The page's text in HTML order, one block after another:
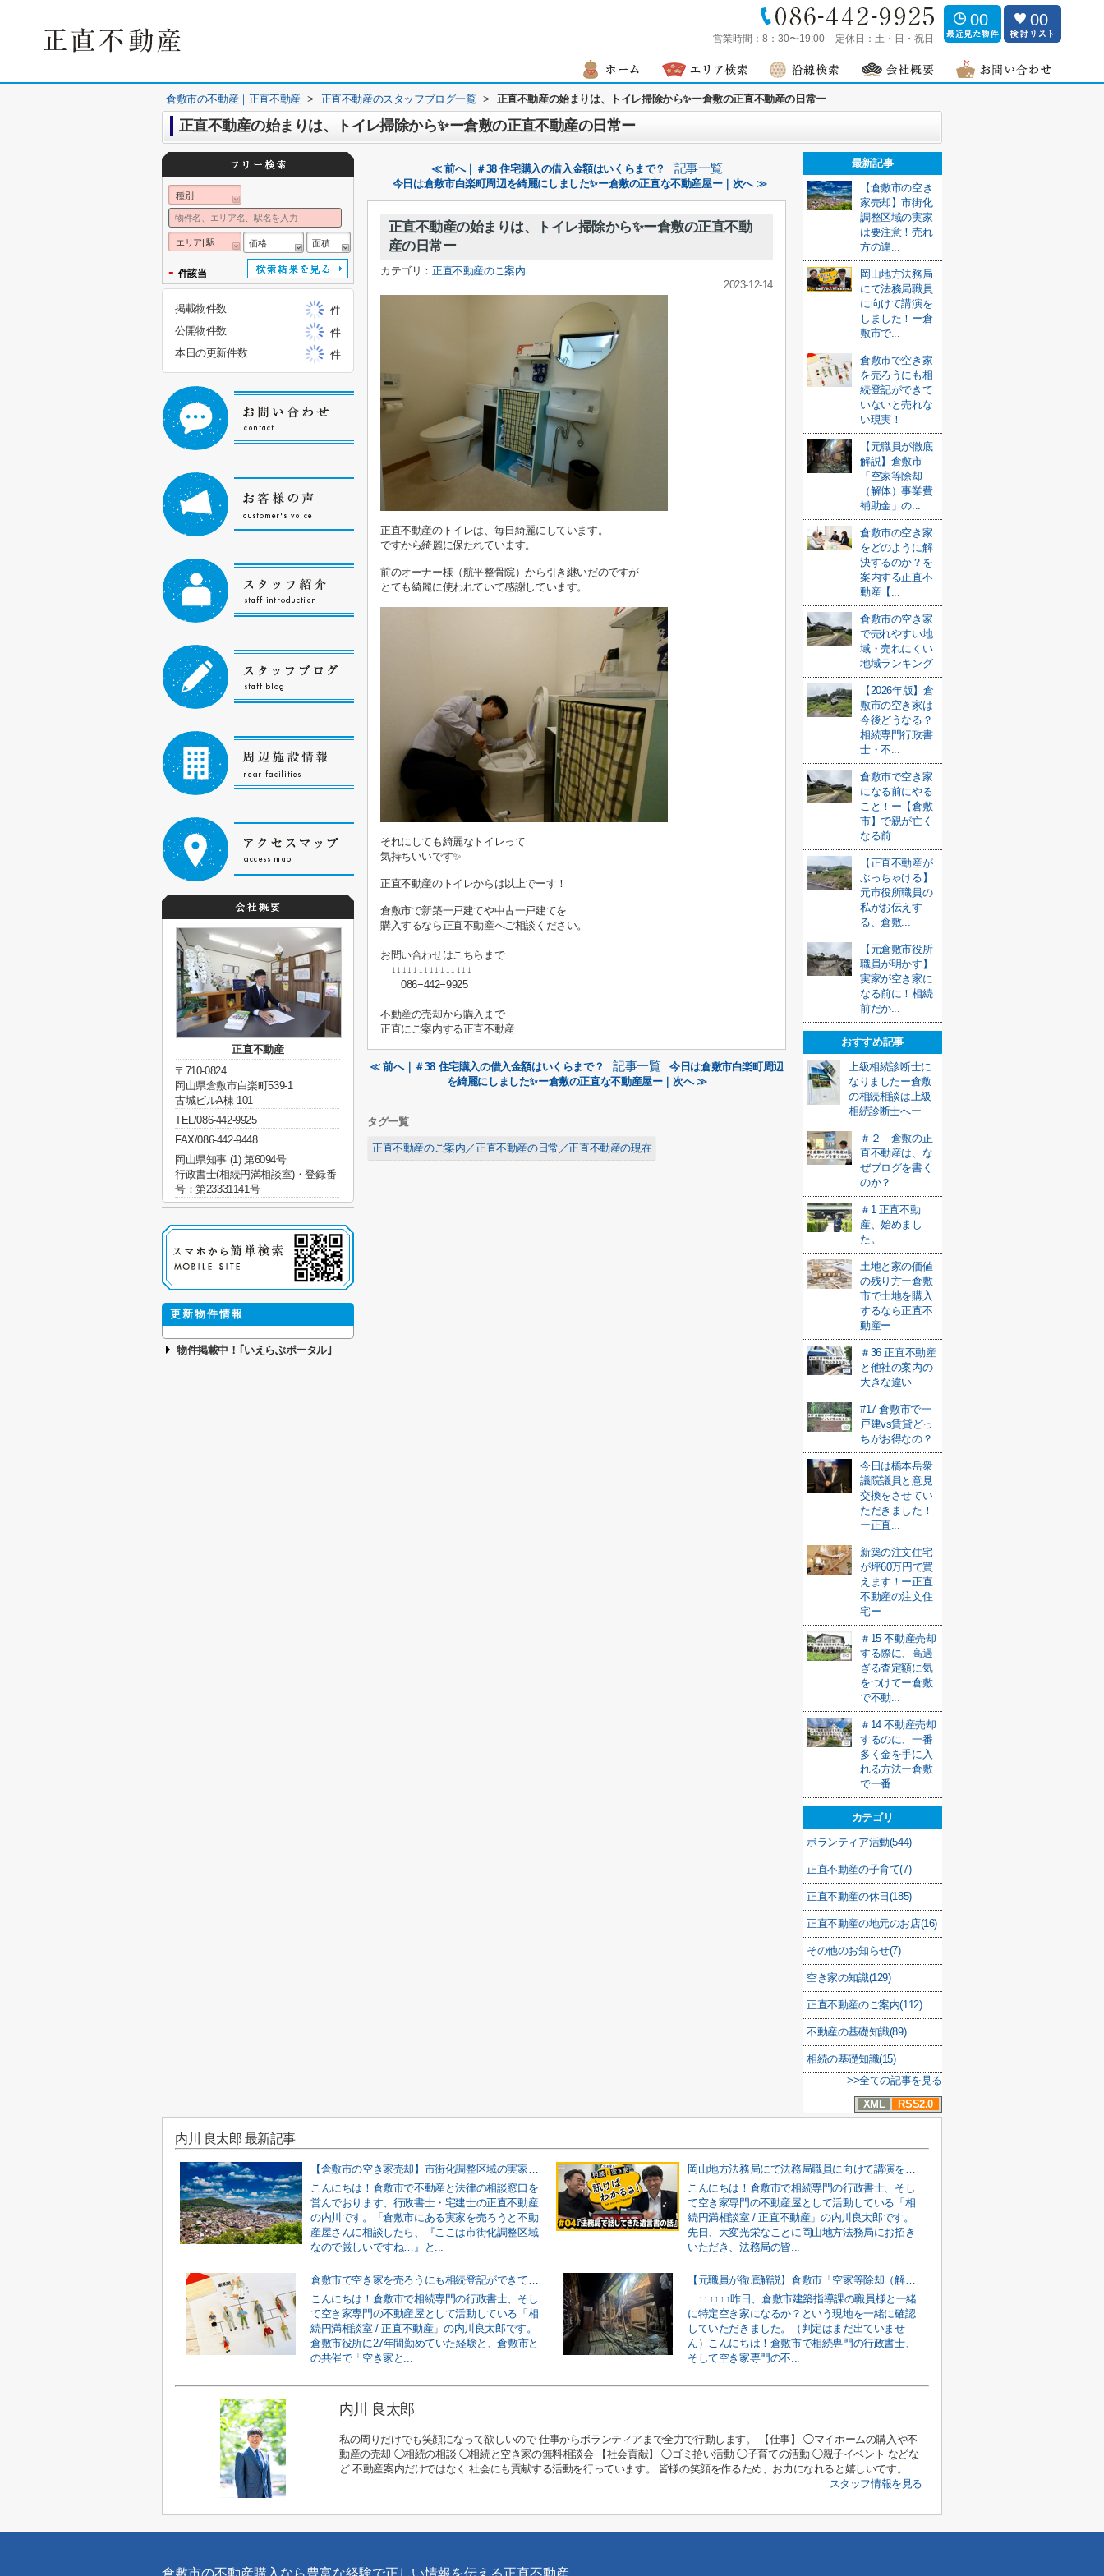
営業時間： 8：30〜19:00 定休日： 土・日・祝日
00 00
倉敷市の不動産｜正直不動産 > 正直不動産のスタッフブログ一覧 > 正直不動産の始まりは、トイレ掃除から✨ー倉敷の正直不動産の日常ー
正直不動産の始まりは、トイレ掃除から✨ー倉敷の正直不動産の日常ー
≪ 前へ｜＃38 住宅購入の借入金額はいくらまで？ 記事一覧
今日は倉敷市白楽町周辺を綺麗にしました✨ー倉敷の正直な不動産屋ー｜次へ ≫
正直不動産の始まりは、トイレ掃除から✨ー倉敷の正直不動
産の日常ー
カテゴリ：正直不動産のご案内
2023-12-14
正直不動産のトイレは、毎日綺麗にしています。
ですから綺麗に保たれています。
前のオーナー様（航平整骨院）から引き継いだのですが
とても綺麗に使われていて感謝しています。
それにしても綺麗なトイレって
気持ちいいです✨
正直不動産のトイレからは以上でーす！
倉敷市で新築一戸建てや中古一戸建てを
購入するなら正直不動産へご相談ください。
お問い合わせはこちらまで
↓↓↓↓↓↓↓↓↓↓↓↓↓↓↓
086−442−9925
不動産の売却から購入まで
正直にご案内する正直不動産
≪ 前へ｜＃38 住宅購入の借入金額はいくらまで？ 記事一覧
今日は倉敷市白楽町周辺
を綺麗にしました✨ー倉敷の正直な不動産屋ー｜次へ ≫
タグ一覧
正直不動産のご案内／正直不動産の日常／正直不動産の現在
最新記事
【倉敷市の空き
家売却】市街化
調整区域の実家
は要注意！売れ
方の違...
岡山地方法務局
にて法務局職員
に向けて講演を
しました！ー倉
敷市で...
倉敷市で空き家
を売ろうにも相
続登記ができて
いないと売れな
い現実！
【元職員が徹底
解説】倉敷市
「空家等除却
（解体）事業費
補助金」の...
倉敷市の空き家
をどのように解
決するのか？を
案内する正直不
動産【...
倉敷市の空き家
で売れやすい地
域・売れにくい
地域ランキング
【2026年版】倉
敷市の空き家は
今後どうなる？
相続専門行政書
士・不...
倉敷市で空き家
になる前にやる
こと！ー【倉敷
市】で親が亡く
なる前...
【正直不動産が
ぶっちゃける】
元市役所職員の
私がお伝えす
る、倉敷...
【元倉敷市役所
職員が明かす】
実家が空き家に
なる前に！相続
前だか...
おすすめ記事
上級相続診断士に
なりましたー倉敷
の相続相談は上級
相続診断士へー
＃２ 倉敷の正
直不動産は、な
ぜブログを書く
のか？
＃1 正直不動
産、始めまし
た。
土地と家の価値
の残り方ー倉敷
市で土地を購入
するなら正直不
動産ー
＃36 正直不動産
と他社の案内の
大きな違い
#17 倉敷市で一
戸建vs賃貸どっ
ちがお得なの？
今日は橋本岳衆
議院議員と意見
交換をさせてい
ただきました！
ー正直...
新築の注文住宅
が坪60万円で買
えます！ー正直
不動産の注文住
宅ー
＃15 不動産売却
する際に、高過
ぎる査定額に気
をつけてー倉敷
で不動...
＃14 不動産売却
するのに、一番
多く金を手に入
れる方法ー倉敷
で一番...
カテゴリ
ボランティア活動(544)
正直不動産の子育て(7)
正直不動産の休日(185)
正直不動産の地元のお店(16)
その他のお知らせ(7)
空き家の知識(129)
正直不動産のご案内(112)
不動産の基礎知識(89)
相続の基礎知識(15)
>>全ての記事を見る
XML
RSS2.0
種別
エリア| 駅 価格 面積
- 件該当
掲載物件数
件
公開物件数
件
本日の更新件数
件
正直不動産
〒710-0824
岡山県倉敷市白楽町539-1
古城ビルA棟 101
TEL/086-442-9925
FAX/086-442-9448
岡山県知事 (1) 第6094号
行政書士(相続円満相談室)・登録番
号：第23331141号
更新物件情報
物件掲載中！｢いえらぶポータル｣
内川 良太郎 最新記事
【倉敷市の空き家売却】市街化調整区域の実家は要注意！売れ方の違いと「瑕疵担保責任」のリスクをプロが徹底解説
こんにちは！倉敷市で不動産と法律の相談窓口を
営んでおります、行政書士・宅建士の正直不動産
の内川です。「倉敷市にある実家を売ろうと不動
産屋さんに相談したら、『ここは市街化調整区域
なので厳しいですね…』と...
岡山地方法務局にて法務局職員に向けて講演をしました！ー倉敷市で空き家のことなら正直不動産へー
こんにちは！倉敷市で相続専門の行政書士、そし
て空き家専門の不動産屋として活動している「相
続円満相談室 / 正直不動産」の内川良太郎です。
先日、大変光栄なことに岡山地方法務局にお招き
いただき、法務局の皆...
倉敷市で空き家を売ろうにも相続登記ができていないと売れない現実！
こんにちは！倉敷市で相続専門の行政書士、そし
て空き家専門の不動産屋として活動している「相
続円満相談室 / 正直不動産」の内川良太郎です。
倉敷市役所に27年間勤めていた経験と、倉敷市と
の共催で「空き家と...
【元職員が徹底解説】倉敷市「空家等除却（解体）事業費補助金」の申請手順と契約前の注意点
↑↑↑↑↑↑昨日、倉敷市建築指導課の職員様と一緒
に特定空き家になるか？という現地を一緒に確認
していただきました。（判定はまだ出ていませ
ん）こんにちは！倉敷市で相続専門の行政書士、
そして空き家専門の不...
内川 良太郎
私の周りだけでも笑顔になって欲しいので 仕事からボランティアまで全力で行動します。 【仕事】 ◯マイホームの購入や不
動産の売却 ◯相続の相談 ◯相続と空き家の無料相談会 【社会貢献】 ◯ゴミ拾い活動 ◯子育ての活動 ◯親子イベント などな
ど 不動産案内だけではなく 社会にも貢献する活動を行っています。 皆様の笑顔を作るため、お力になれると嬉しいです。
スタッフ情報を見る
倉敷市の不動産購入なら豊富な経験で正しい情報を伝える正直不動産